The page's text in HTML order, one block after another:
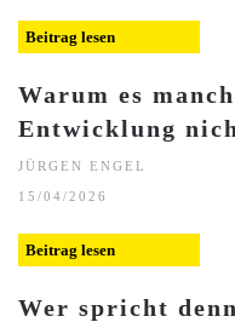
Beitrag lesen
Warum es
Entwicklung
JÜRGEN ENGEL
15/04/2026
Beitrag lesen
Wer spricht